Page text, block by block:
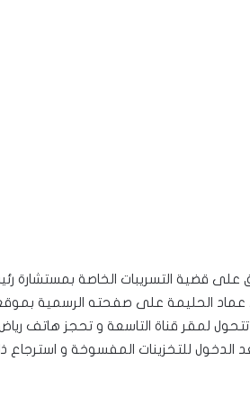
قضية التسريبات الخاصة بمستشارة
عماد الحليمة على صفحته الرسمية بموقع
تتحول لمقر قناة التاسعة و تحجز هاتف
الدخول للتخزينات المفسوخة و استرجاع